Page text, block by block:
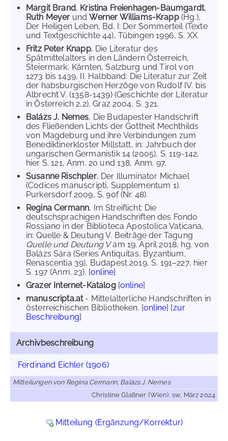
Margit Brand, Kristina Freienhagen-Baumgardt,
Ruth Meyer undWerner Williams-Krapp (Hg.),
Der Heiligen Leben, Bd. I: Der Sommerteil (Texte
und Textgeschichte 44), Tübingen 1996, S. XX.
Fritz Peter Knapp, Die Literatur des
Spätmittelalters in den Ländern Österreich,
Steiermark, Kärnten, Salzburg und Tirol von
1273 bis 1439, II. Halbband: Die Literatur zur Zeit
der habsburgischen Herzöge von Rudolf IV. bis
Albrecht V. (1358-1439) (Geschichte der Literatur
in Österreich 2,2), Graz 2004, S. 321.
Balázs J. Nemes, Die Budapester Handschrift
des Fließenden Lichts der Gottheit Mechthilds
von Magdeburg und ihre Verbindungen zum
Benediktinerkloster Millstatt, in: Jahrbuch der
ungarischen Germanistik 14 (2005), S. 119-142,
hier S. 121, Anm. 20 und 138, Anm. 97.
Susanne Rischpler, Der Illuminator Michael
(Codices manuscripti, Supplementum 1).
Purkersdorf 2009, S. 90f (Nr. 48).
Regina Cermann, Im Streiflicht: Die
deutschsprachigen Handschriften des Fondo
Rossiano in der Biblioteca Apostolica Vaticana,
in: Quelle & Deutung V. Beiträge der Tagung
Quelle und Deutung Vam 19. April 2018, hg. von
Balázs Sára (Series Antiquitas, Byzantium,
Renascentia 39), Budapest 2019, S. 191–227, hier
S. 197 (Anm. 23). [online]
Grazer Internet-Katalog[online]
manuscripta.at- Mittelalterliche Handschriften in
österreichischen Bibliotheken. [online] [zur
Beschreibung]
Archivbeschreibung
Ferdinand Eichler (1906)
Mitteilungen von Regina Cermann, Balázs J. Nemes
Christine Glaßner (Wien), sw, März 2024
Mitteilung (Ergänzung/Korrektur)